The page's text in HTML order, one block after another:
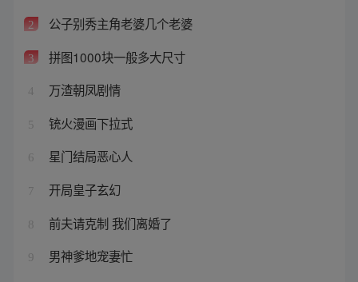
2 公子别秀主角老婆几个老婆
3 拼图1000块一般多大尺寸
4 万渣朝凤剧情
5 铳火漫画下拉式
6 星门结局恶心人
7 开局皇子玄幻
8 前夫请克制 我们离婚了
9 男神爹地宠妻忙